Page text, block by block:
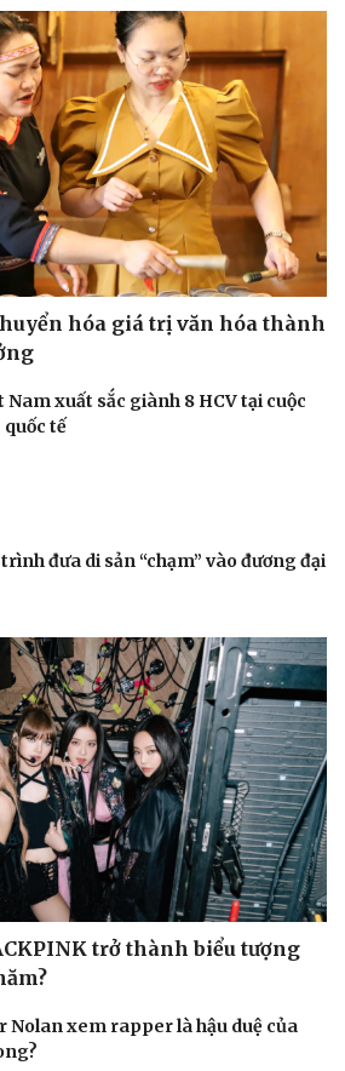
hóa giá trị văn hóa thành
xuất sắc giành 8 HCV tại cuộc
quốc tế
đưa di sản “chạm” vào đương đại
trở thành biểu tượng
Nolan xem rapper là hậu duệ của